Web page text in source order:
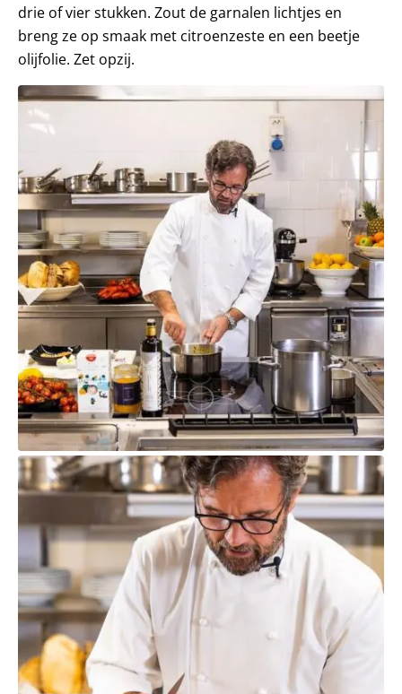
drie of vier stukken. Zout de garnalen lichtjes en
breng ze op smaak met citroenzeste en een beetje
olijfolie. Zet opzij.